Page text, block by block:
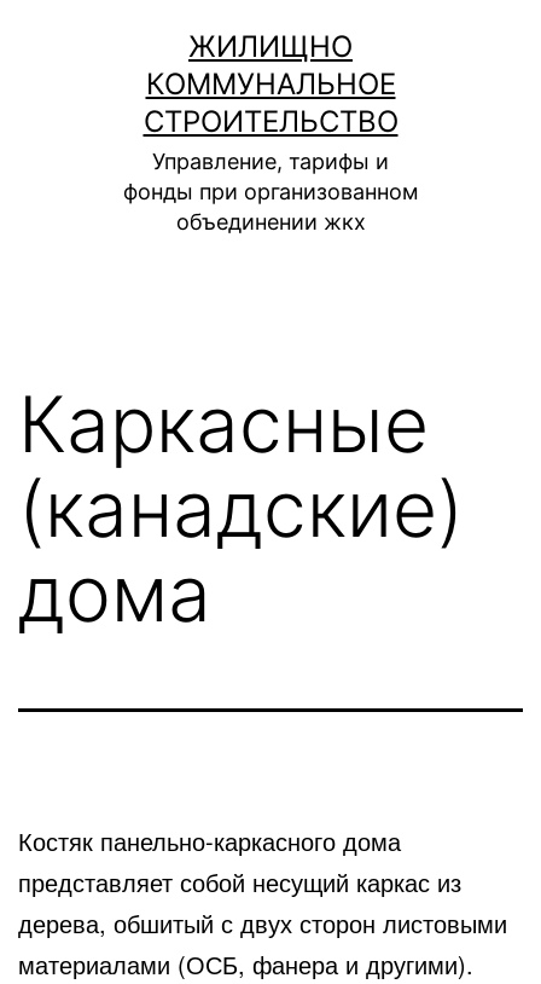
содержимому
ЖИЛИЩНО
КОММУНАЛЬНОЕ
СТРОИТЕЛЬСТВО
Управление, тарифы и
фонды при организованном
объединении жкх
Каркасные
(канадские)
дома
Костяк панельно-каркасного дома
представляет собой несущий каркас из
дерева, обшитый с двух сторон листовыми
материалами (ОСБ, фанера и другими).